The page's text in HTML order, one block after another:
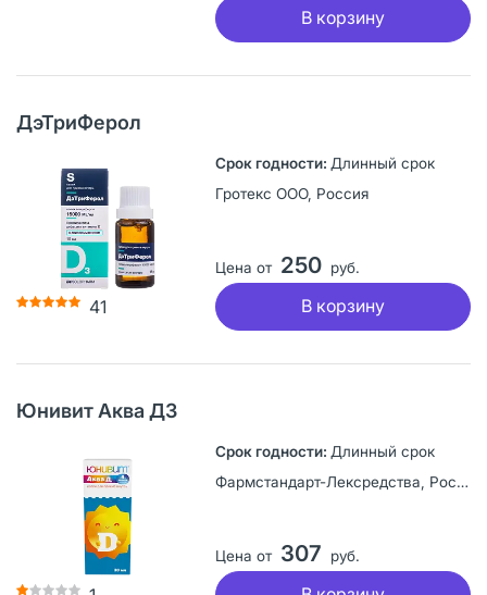
В корзину
ДэТриФерол
41
Длинный срок
Гротекс ООО, Россия
Цена от 250 руб.
В корзину
Юнивит Аква Д3
Длинный срок
Фармстандарт-Лексредства, Россия
Цена от 307 руб.